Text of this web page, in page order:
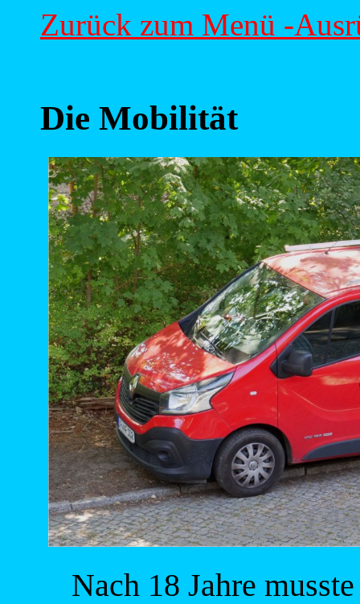
Zurück zum Menü -
Die Mobilität
Nach 18 Jahre